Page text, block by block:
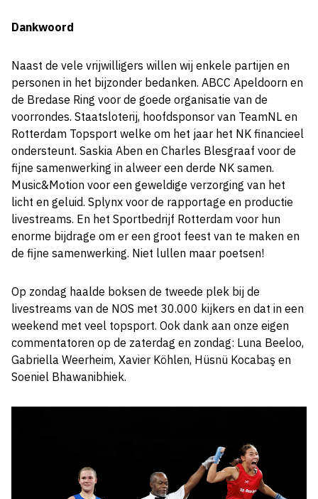
Dankwoord
Naast de vele vrijwilligers willen wij enkele partijen en
personen in het bijzonder bedanken. ABCC Apeldoorn en
de Bredase Ring voor de goede organisatie van de
voorrondes. Staatsloterij, hoofdsponsor van TeamNL en
Rotterdam Topsport welke om het jaar het NK financieel
ondersteunt. Saskia Aben en Charles Blesgraaf voor de
fijne samenwerking in alweer een derde NK samen.
Music&Motion voor een geweldige verzorging van het
licht en geluid. Splynx voor de rapportage en productie
livestreams. En het Sportbedrijf Rotterdam voor hun
enorme bijdrage om er een groot feest van te maken en
de fijne samenwerking. Niet lullen maar poetsen!
Op zondag haalde boksen de tweede plek bij de
livestreams van de NOS met 30.000 kijkers en dat in een
weekend met veel topsport. Ook dank aan onze eigen
commentatoren op de zaterdag en zondag: Luna Beeloo,
Gabriella Weerheim, Xavier Köhlen, Hüsnü Kocabaş en
Soeniel Bhawanibhiek.